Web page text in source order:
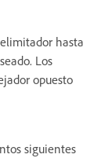
hasta
Los
opuesto
siguientes